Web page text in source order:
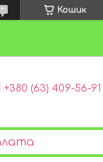
Кошик
+380 (63) 409-56-91